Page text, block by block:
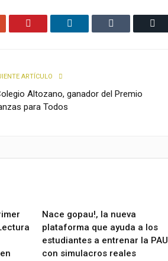
ARTÍCULO
Altozano, ganador del Premio
para Todos
Nace gopau!, la nueva
plataforma que ayuda a los
estudiantes a entrenar la PAU
con simulacros reales